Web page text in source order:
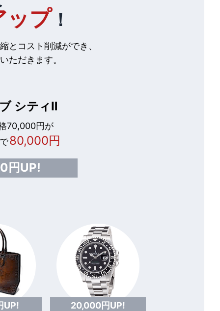
ップ ！
とコスト削減ができ、
ただきます。
シティⅡ
70,000円が
80,000円
円UP!
UP! 20,000円UP!